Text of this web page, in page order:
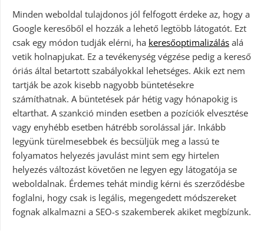
Minden weboldal tulajdonos jól felfogott érdeke az, hogy a
Google keresőből el hozzák a lehető legtöbb látogatót. Ezt
csak egy módon tudják elérni, ha keresőoptimalizálás alá
vetik holnapjukat. Ez a tevékenység végzése pedig a kereső
óriás által betartott szabályokkal lehetséges. Akik ezt nem
tartják be azok kisebb nagyobb büntetésekre
számíthatnak. A büntetések pár hétig vagy hónapokig is
eltarthat. A szankció minden esetben a pozíciók elvesztése
vagy enyhébb esetben hátrébb sorolással jár. Inkább
legyünk türelmesebbek és becsüljük meg a lassú te
folyamatos helyezés javulást mint sem egy hirtelen
helyezés változást követően ne legyen egy látogatója se
weboldalnak. Érdemes tehát mindig kérni és szerződésbe
foglalni, hogy csak is legális, megengedett módszereket
fognak alkalmazni a SEO-s szakemberek akiket megbízunk.